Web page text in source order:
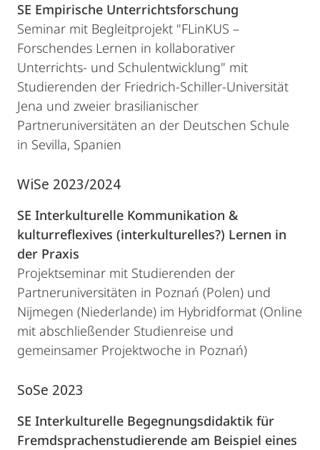
SE Empirische Unterrichtsforschung
Seminar mit Begleitprojekt "FLinKUS –
Forschendes Lernen in kollaborativer
Unterrichts- und Schulentwicklung" mit
Studierenden der Friedrich-Schiller-Universität
Jena und zweier brasilianischer
Partneruniversitäten an der Deutschen Schule
in Sevilla, Spanien
WiSe 2023/2024
SE Interkulturelle Kommunikation &
kulturreflexives (interkulturelles?) Lernen in
der Praxis
Projektseminar mit Studierenden der
Partneruniversitäten in Poznań (Polen) und
Nijmegen (Niederlande) im Hybridformat (Online
mit abschließender Studienreise und
gemeinsamer Projektwoche in Poznań)
SoSe 2023
SE Interkulturelle Begegnungsdidaktik für
Fremdsprachenstudierende am Beispiel eines